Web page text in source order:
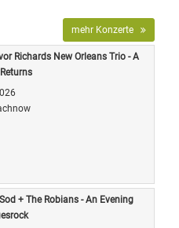
mehr Konzerte
Richards New Orleans Trio - A
+ The Robians - An Evening